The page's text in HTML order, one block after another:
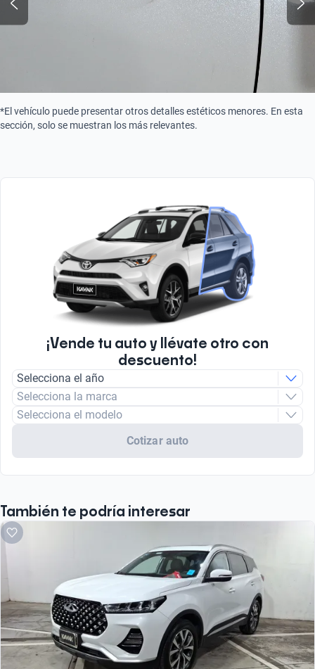
*El vehículo puede presentar otros detalles estéticos menores. En esta
sección, solo se muestran los más relevantes.
¡Vende tu auto y llévate otro con
descuento!
Selecciona el año
Selecciona la marca
Selecciona el modelo
Cotizar auto
También te podría interesar